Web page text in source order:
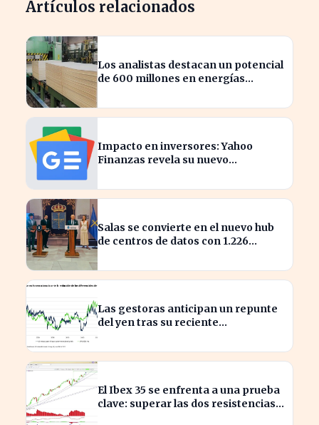
Artículos relacionados
Los analistas destacan un potencial
de 600 millones en energías
Impacto en inversores: Yahoo
Finanzas revela su nuevo
acciones
Salas se convierte en el nuevo hub
de centros de datos con 1.226
Las gestoras anticipan un repunte
del yen tras su reciente
El Ibex 35 se enfrenta a una prueba
clave: superar las dos resistencias